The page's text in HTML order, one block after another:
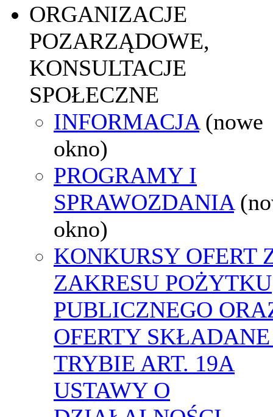
ORGANIZACJE
POZARZĄDOWE,
KONSULTACJE
SPOŁECZNE
INFORMACJA (nowe
okno)
PROGRAMY I
SPRAWOZDANIA
okno)
KONKURSY OFERT
ZAKRESU POŻYTKU
PUBLICZNEGO
OFERTY
TRYBIE ART. 19A
USTAWY O